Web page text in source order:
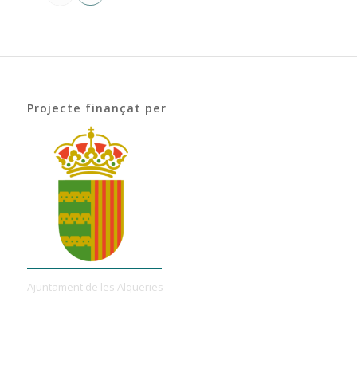
Projecte finançat per
Ajuntament de les Alqueries